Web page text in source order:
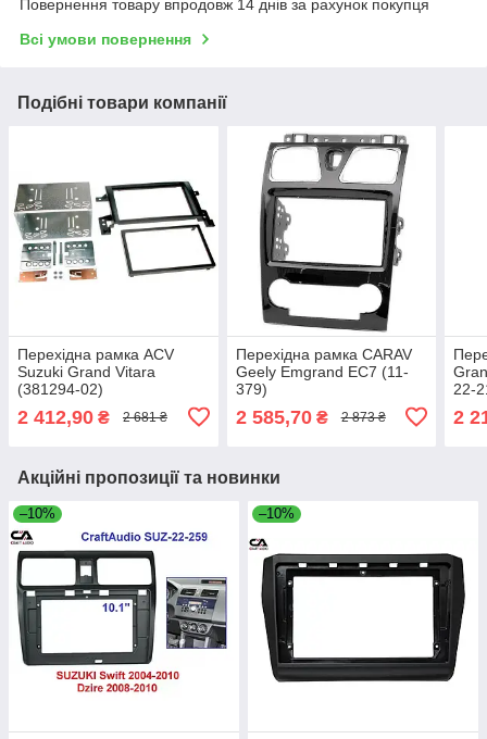
Повернення товару впродовж 14 днів за рахунок покупця
Всі умови повернення
Подібні товари компанії
Перехідна рамка ACV
Suzuki Grand Vitara
(381294-02)
2 412,90 ₴ 2 681 ₴
Перехідна рамка CARAV
Geely Emgrand EC7 (11-
379)
2 585,70₴ 2 873 ₴
22-
2
Акційні пропозиції та новинки
–10% –10%